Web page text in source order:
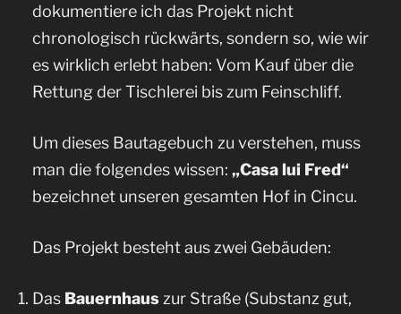
dokumentiere ich das Projekt nicht
chronologisch rückwärts, sondern so, wie wir
es wirklich erlebt haben: Vom Kauf über die
Rettung der Tischlerei bis zum Feinschliff.
Um dieses Bautagebuch zu verstehen, muss
man die folgendes wissen: „Casa lui Fred“
bezeichnet unseren gesamten Hof in Cincu.
Das Projekt besteht aus zwei Gebäuden:
Das Bauernhaus zur Straße (Substanz gut,